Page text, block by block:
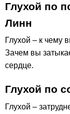
Глухой по
Линн
Глухой – к чему
Зачем вы
сердце.
Глухой по
Глухой –